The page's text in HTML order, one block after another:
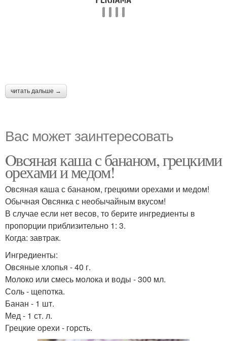
читать дальше →
Вас может заинтересовать
Oвсяная каша с бананом, грецкими
орехами и медом!
Oвсяная каша с бананом, грецкими орехами и медом!
Обычная Овсянка с необычайным вкусом!
В случае если нет весов, то берите ингредиенты в
пропорции приблизительно 1: 3.
Когда: завтрак.
Ингредиенты:
Овсяные хлопья - 40 г.
Молоко или смесь молока и воды - 300 мл.
Соль - щепотка.
Банан - 1 шт.
Мед - 1 ст. л.
Грецкие орехи - горсть.